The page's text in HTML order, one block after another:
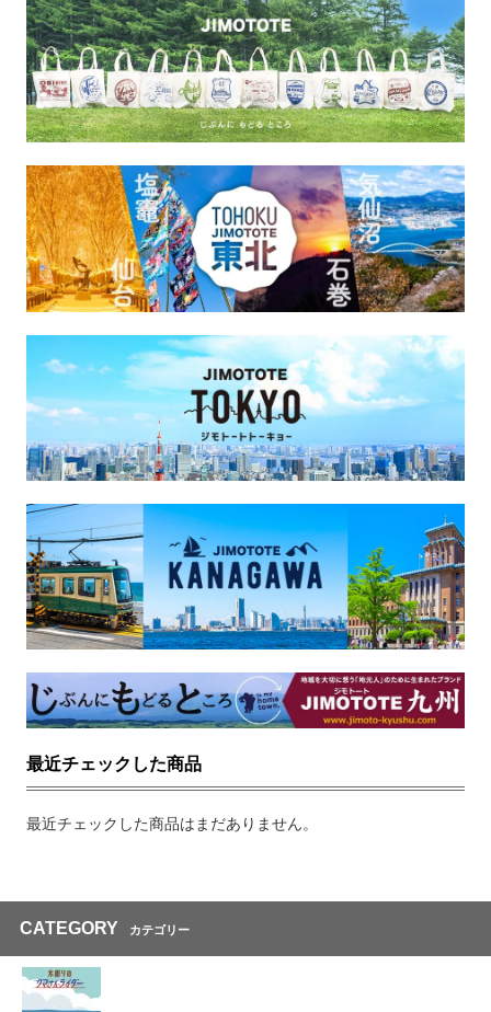
最近チェックした商品
最近チェックした商品はまだありません。
CATEGORY カテゴリー